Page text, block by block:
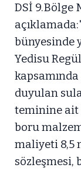
DSİ 9.Bölge
bünyesinde
Yedisu
duyulan
teminine ait
boru
maliyeti 8,5
sözleşmesi,